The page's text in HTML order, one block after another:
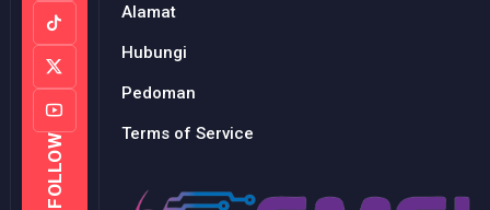
FOLLOW
Alamat
Hubungi
Pedoman
Terms of Service